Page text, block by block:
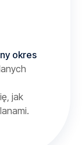
okres
jak